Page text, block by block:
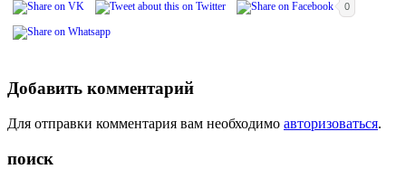
0
Добавить комментарий
Для отправки комментария вам необходимо авторизоваться.
поиск